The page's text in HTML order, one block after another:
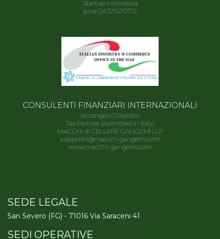
Startup Innovativa
p.iva 04329210712
CONSULENTI FINANZIARI INTERNAZIONALI
Arcangelo D'Apolito
Tax Partner (Admitted in Italy)
MACCHI di CELLERE GANGEMI LLP
a.dapolito@macchi-gangemi.com
www.macchi-gangemi.com
SEDE LEGALE
San Severo (FG) - 71016 Via Saraceni 41
SEDI OPERATIVE